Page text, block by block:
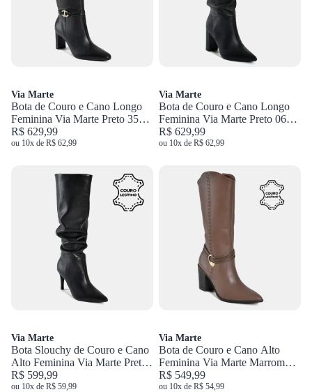
Via Marte
Bota de Couro e Cano Longo
Feminina Via Marte Preto 356-
005-01
R$ 629,99
ou 10x de R$ 62,99
Via Marte
Bota de Couro e Cano Longo
Feminina Via Marte Preto 063-
023-01
R$ 629,99
ou 10x de R$ 62,99
Via Marte
Bota Slouchy de Couro e Cano
Alto Feminina Via Marte Preto
345-009-01
R$ 599,99
ou 10x de R$ 59,99
Via Marte
Bota de Couro e Cano Alto
Feminina Via Marte Marrom
079-014-02
R$ 549,99
ou 10x de R$ 54,99